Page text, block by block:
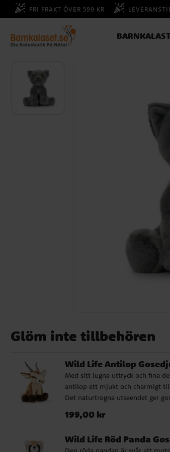
FRI FRAKT ÖVER 599 KR
Glöm inte tillbehören
Wild Life Antilop
Med sitt lugna uttryck och fina
antilop ett mjukt och charmigt
Det naturtrogna utseendet ger
som lekvän och som dekorativ
som till den som söker en
Pris: 199,00 kr
199,00 kr
Wild Life Röd Panda